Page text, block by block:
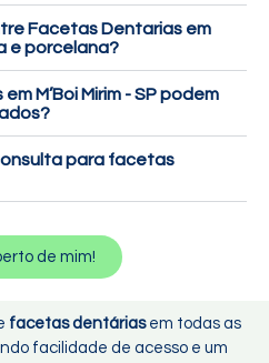
Facetas Dentarias em
e porcelana?
M’Boi Mirim - SP podem
para facetas
de mim!
facetas dentáriasem todas as
facilidade de acesso e um